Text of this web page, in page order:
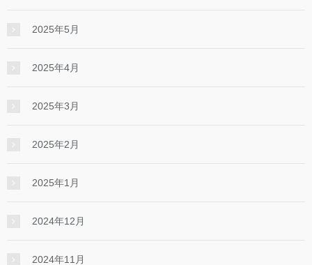
2025年5月
2025年4月
2025年3月
2025年2月
2025年1月
2024年12月
2024年11月